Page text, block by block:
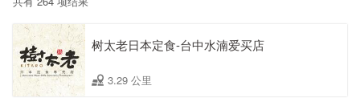
树太老日本定食-台中水湳爱买店
3.29 公里